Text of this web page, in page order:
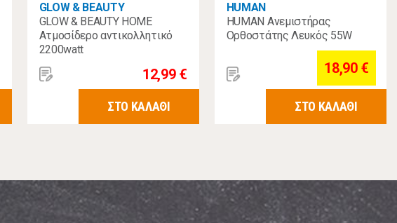
GLOW & BEAUTY
GLOW & BEAUTY HOME
Ατμοσίδερο αντικολλητικό
2200watt
12,99 €
ΣΤΟ ΚΑΛΑΘΙ
HUMAN
HUMAN Ανεμιστήρας
Ορθοστάτης Λευκός 55W
18,90 €
ΣΤΟ ΚΑΛΑΘΙ